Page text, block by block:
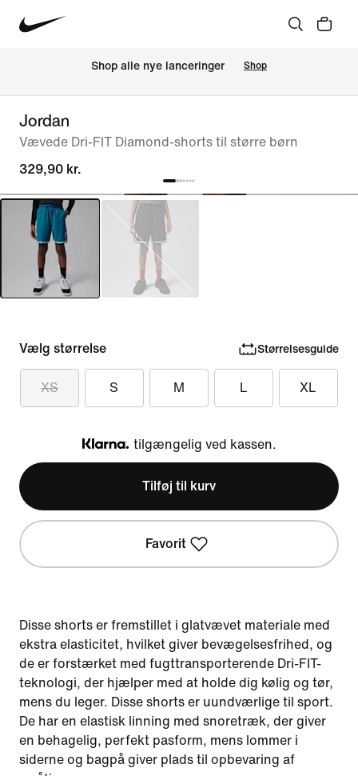
Shop alle nye lanceringer Shop
Jordan
Vævede Dri-FIT Diamond-shorts til større børn
329,90 kr.
Vælg størrelse Størrelsesguide
XS S M L XL
Klarna
tilgængelig ved kassen.
Tilføj til kurv
Favorit
Disse shorts er fremstillet i glatvævet materiale med
ekstra elasticitet, hvilket giver bevægelsesfrihed, og
de er forstærket med fugttransporterende Dri-FIT-
teknologi, der hjælper med at holde dig kølig og tør,
mens du leger. Disse shorts er uundværlige til sport.
De har en elastisk linning med snoretræk, der giver
en behagelig, perfekt pasform, mens lommer i
siderne og bagpå giver plads til opbevaring af